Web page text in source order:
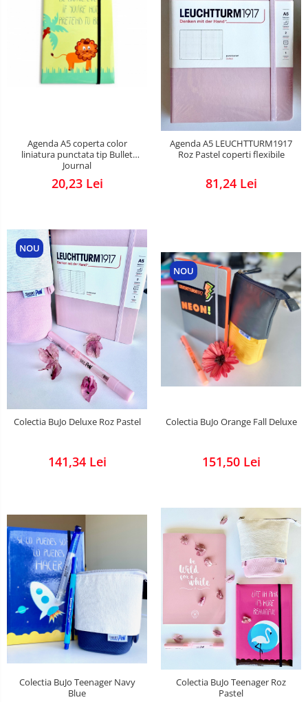
Agenda A5 coperta color
liniatura punctata tip Bullet
Journal
20,23 Lei
Agenda A5 LEUCHTTURM1917
Roz Pastel coperti flexibile
81,24 Lei
NOU
Colectia BuJo Deluxe Roz Pastel
141,34 Lei
NOU
Colectia BuJo Orange Fall Deluxe
151,50 Lei
Colectia BuJo Teenager Navy
Blue
Colectia BuJo Teenager Roz
Pastel